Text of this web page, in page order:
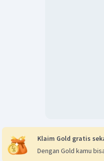
Klaim Gold gratis
Dengan Gold kamu